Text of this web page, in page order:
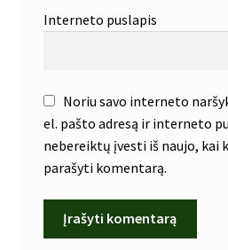
Interneto puslapis
Noriu savo interneto
el. pašto adresą ir interneto
nebereiktų įvesti iš naujo, kai
parašyti komentarą.